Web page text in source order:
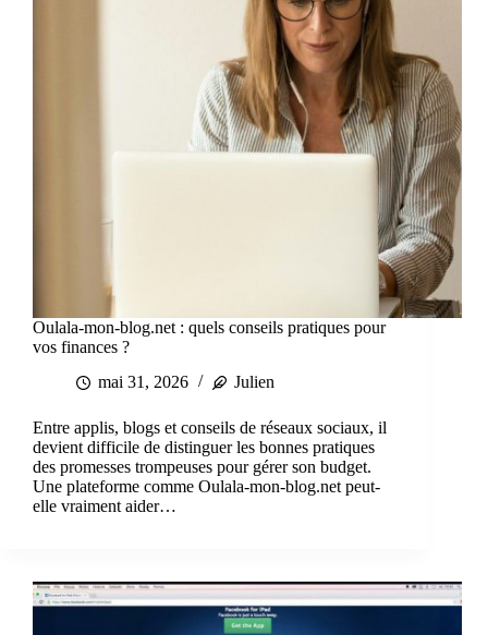
Oulala-mon-blog.net : quels conseils pratiques pour
vos finances ?
mai 31, 2026
Julien
Entre applis, blogs et conseils de réseaux sociaux, il
devient difficile de distinguer les bonnes pratiques
des promesses trompeuses pour gérer son budget.
Une plateforme comme Oulala-mon-blog.net peut-
elle vraiment aider…